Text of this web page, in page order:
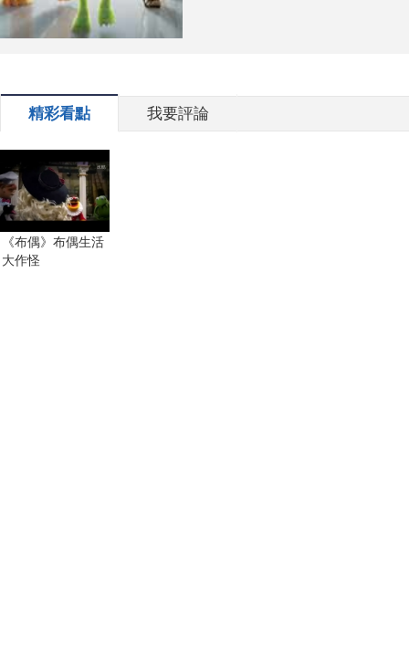
精彩看點 我要評論
《布偶》布偶生活
大作怪